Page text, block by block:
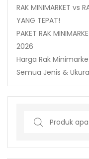
RAK MINIMARKET vs
YANG TEPAT!
PAKET RAK
2026
Harga Rak
Semua Jenis &
Search